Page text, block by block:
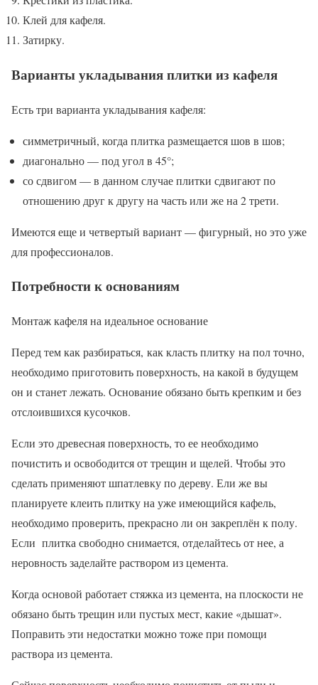
Клей для кафеля.
Затирку.
Варианты укладывания плитки из кафеля
Есть три варианта укладывания кафеля:
симметричный, когда плитка размещается шов в шов;
диагонально — под угол в 45°;
со сдвигом — в данном случае плитки сдвигают по
отношению друг к другу на часть или же на 2 трети.
Имеются еще и четвертый вариант — фигурный, но это уже
для профессионалов.
Потребности к основаниям
Монтаж кафеля на идеальное основание
Перед тем как разбираться, как класть плитку на пол точно,
необходимо приготовить поверхность, на какой в будущем
он и станет лежать. Основание обязано быть крепким и без
отслоившихся кусочков.
Если это древесная поверхность, то ее необходимо
почистить и освободится от трещин и щелей. Чтобы это
сделать применяют шпатлевку по дереву. Ели же вы
планируете клеить плитку на уже имеющийся кафель,
необходимо проверить, прекрасно ли он закреплён к полу.
Если плитка свободно снимается, отделайтесь от нее, а
неровность заделайте раствором из цемента.
Когда основой работает стяжка из цемента, на плоскости не
обязано быть трещин или пустых мест, какие «дышат».
Поправить эти недостатки можно тоже при помощи
раствора из цемента.